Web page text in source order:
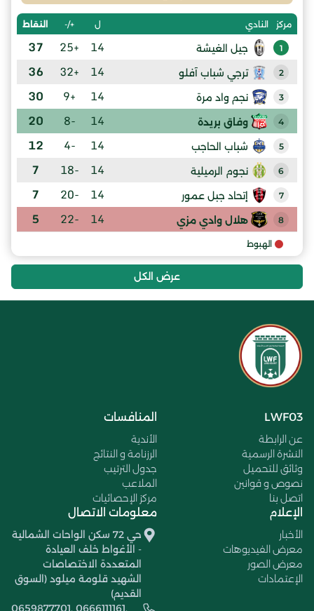
مركز النادي ل +/- النقاط
1 جيل الغيشة 14
+25
37
2 ترجي شباب آفلو 14
+32
36
3 نجم واد مرة 14
+9
30
4 وفاق بريدة 14
-8
20
5 شباب الحاجب 14
-4
12
6 نجوم الرميلية 14
-18
7
7 إتحاد جبل عمور 14
-20
7
8 هلال وادي مزي 14
-22
5
الهبوط
عرض الكل
LWF03
عن الرابطة
النشرة الرسمية
وثائق للتحميل
نصوص و قوانين
اتصل بنا
المنافسات
الأندية
الرزنامة و النتائج
جدول الترتيب
الملاعب
مركز الإحصائيات
الإعلام
الأخبار
معرض الفيديوهات
معرض الصور
الإعتمادات
معلومات الاتصال
حي 72 سكن الواحات الشمالية
- الأغواط خلف العيادة
المتعددة الاختصاصات
الشهيد قلومة ميلود (السوق
القديم)
0659877701, 0666111161,